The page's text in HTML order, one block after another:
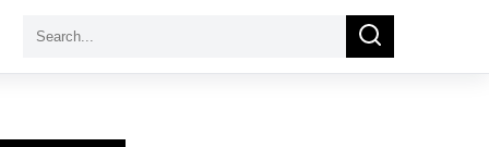
Search
Search